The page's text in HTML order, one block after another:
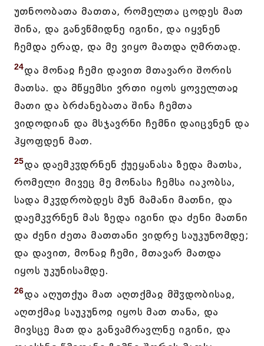
უთნოობათა მათთა, რომელთა ცოდეს მათ
შინა, და განვწმიდნე იგინი, და იყვნენ
ჩემდა ერად, და მე ვიყო მათდა ღმრთად.
24და მონაჲ ჩემი დავით მთავარი შორის
მათსა. და მწყემსი ვრთი იყოს ყოველთაჲ
მათი და ბრძანებათა შინა ჩემთა
ვიდოდიან და მსჯავრნი ჩემნი დაიცვნენ და
ჰყოფდენ მათ.
25და დაემკჳდრნენ ქუეყანასა ზედა მათსა,
რომელი მივეც მე მონასა ჩემსა იაკობსა,
სადა მკჳდრობდეს მუნ მამანი მათნი, და
დაემკჳრნენ მას ზედა იგინი და ძენი მათნი
და ძენი ძეთა მათთანი ვიდრე საუკუნომდე;
და დავით, მონაჲ ჩემი, მთავარ მათდა
იყოს უკუნისამდე.
26და აღუთქუა მათ აღთქმაჲ მშჳდობისაჲ,
აღთქმაჲ საუკუნოჲ იყოს მათ თანა, და
მივსცე მათ და განვამრავლნე იგინი, და